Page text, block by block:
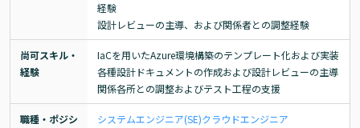
経験
設計レビューの主導、および関係者との調整経験
尚可スキル・
経験
IaCを用いたAzure環境構築のテンプレート化および実装
各種設計ドキュメントの作成および設計レビューの主導
関係各所との調整およびテスト工程の支援
職種・ポジシ
システムエンジニア(SE)クラウドエンジニア